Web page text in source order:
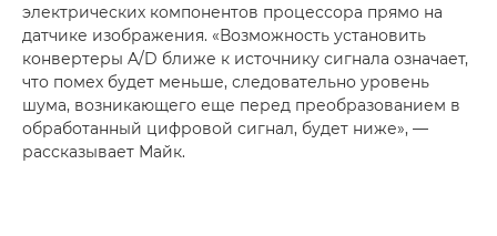
электрических компонентов процессора прямо на
датчике изображения. «Возможность установить
конвертеры A/D ближе к источнику сигнала означает,
что помех будет меньше, следовательно уровень
шума, возникающего еще перед преобразованием в
обработанный цифровой сигнал, будет ниже», —
рассказывает Майк.